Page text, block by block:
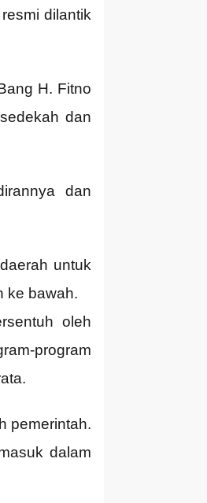
dilantik
H. Fitno
dan
dan
untuk
ke bawah.
oleh
program
pemerintah.
dalam